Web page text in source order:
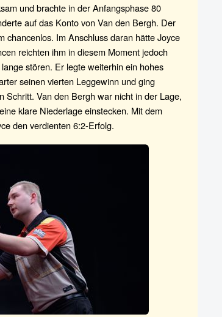
und brachte in der Anfangsphase 80
auf das Konto von Van den Bergh. Der
chancenlos. Im Anschluss daran hätte Joyce
reichten ihm in diesem Moment jedoch
stören. Er legte weiterhin ein hohes
seinen vierten Leggewinn und ging
Schritt. Van den Bergh war nicht in der Lage,
klare Niederlage einstecken. Mit dem
den verdienten 6:2-Erfolg.